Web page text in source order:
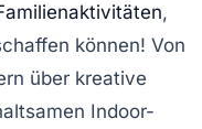
,
können! Von
über kreative
Indoor-